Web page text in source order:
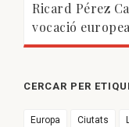
Ricard Pérez
vocació europea
CERCAR PER
Europa Ciutats